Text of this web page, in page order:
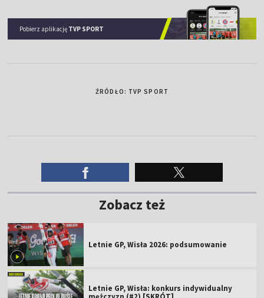
Pobierz aplikację TVP SPORT
ŹRÓDŁO: TVP SPORT
Zobacz też
Letnie GP, Wisła 2026: podsumowanie
Letnie GP, Wisła: konkurs indywidualny